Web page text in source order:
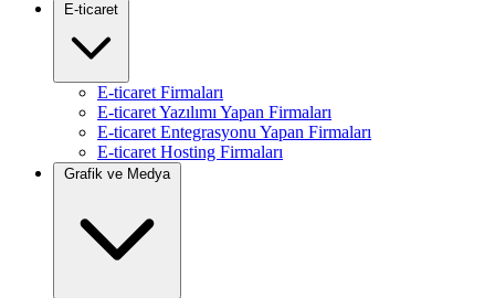
E-ticaret
E-ticaret Firmaları
E-ticaret Yazılımı Yapan Firmaları
E-ticaret Entegrasyonu Yapan Firmaları
E-ticaret Hosting Firmaları
Grafik ve Medya